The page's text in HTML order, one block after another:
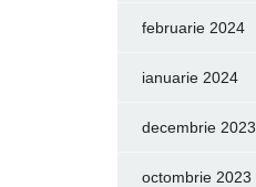
februarie 2024
ianuarie 2024
decembrie 2023
octombrie 2023